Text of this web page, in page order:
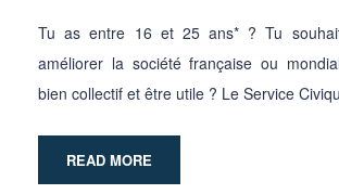
Tu as entre 16 et 25 ans* ? Tu
améliorer la société française ou
bien collectif et être utile ? Le Service
READ MORE